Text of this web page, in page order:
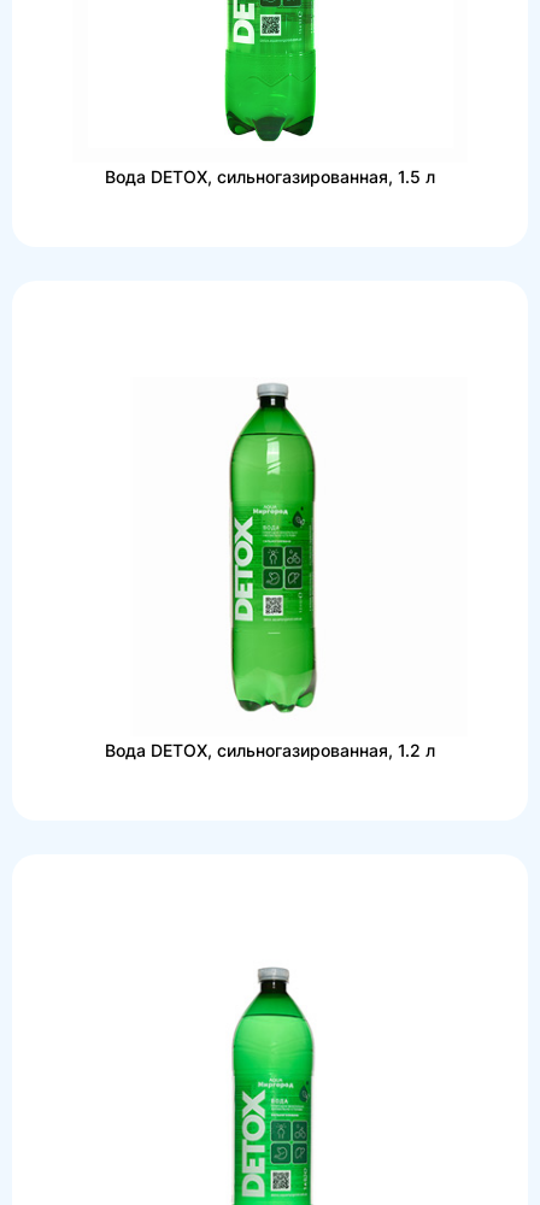
Вода DETOX, сильногазированная, 1.5 л
Вода DETOX, сильногазированная, 1.2 л